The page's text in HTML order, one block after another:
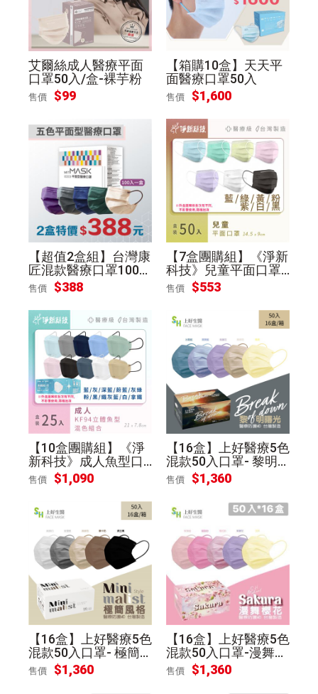
艾爾絲成人醫療平面
口罩50入/盒-裸芋粉
售價 $99
【箱購10盒】天天平
面醫療口罩50入
售價 $1,600
【超值2盒組】台灣康
匠混款醫療口罩100
入/盒
售價 $388
【7盒團購組】《淨新
科技》兒童平面口罩
(50入/盒)-隨機色
售價 $553
【10盒團購組】《淨
新科技》成人魚型口
罩(25入/盒)-混款
售價 $1,090
【16盒】上好醫療5色
混款50入口罩- 黎明
曙光
售價 $1,360
【16盒】上好醫療5色
混款50入口罩- 極簡
風格
售價 $1,360
【16盒】上好醫療5色
混款50入口罩-漫舞櫻
花
售價 $1,360